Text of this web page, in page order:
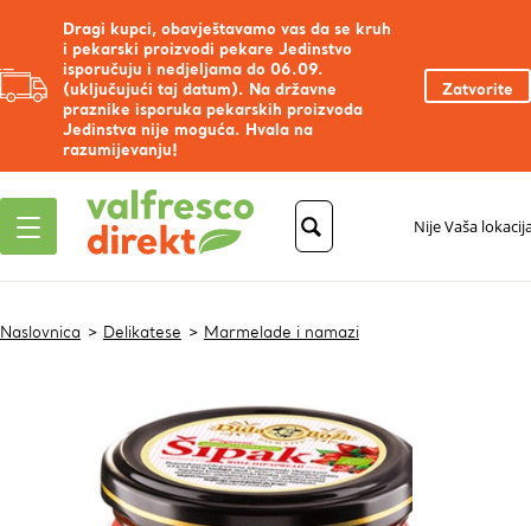
Dragi kupci, obavještavamo vas da se kruh
i pekarski proizvodi pekare Jedinstvo
isporučuju i nedjeljama do 06.09.
(uključujući taj datum). Na državne
praznike isporuka pekarskih proizvoda
Jedinstva nije moguća. Hvala na
razumijevanju!
Zatvorite
Nije Vaša
Naslovnica Delikatese Marmelade i namazi